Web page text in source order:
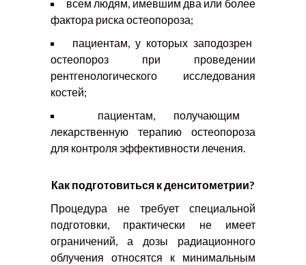
всем людям, имевшим два или более
фактора риска остеопороза;
пациентам, у которых заподозрен
остеопороз при проведении
рентгенологического исследования
костей;
пациентам, получающим
лекарственную терапию остеопороза
для контроля эффективности лечения.
Как подготовиться к денситометрии?
Процедура не требует специальной
подготовки, практически не имеет
ограничений, а дозы радиационного
облучения относятся к минимальным